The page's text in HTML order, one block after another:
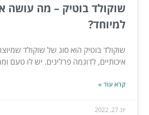
שוקולד בוטיק – מה עושה
למיוחד?
שוקולד בוטיק הוא סוג של שוקולד
איכותיים, לדוגמה פרלינים. יש לו טעם
קרא עוד »
יונ 27, 2022